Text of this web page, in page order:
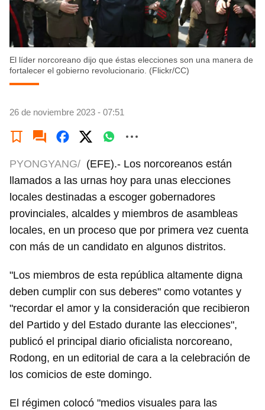
El líder norcoreano dijo que éstas elecciones son una manera de
fortalecer el gobierno revolucionario. (Flickr/CC)
26 de noviembre 2023 - 07:51
PYONGYANG/ (EFE).- Los norcoreanos están
llamados a las urnas hoy para unas elecciones
locales destinadas a escoger gobernadores
provinciales, alcaldes y miembros de asambleas
locales, en un proceso que por primera vez cuenta
con más de un candidato en algunos distritos.
"Los miembros de esta república altamente digna
deben cumplir con sus deberes" como votantes y
"recordar el amor y la consideración que recibieron
del Partido y del Estado durante las elecciones",
publicó el principal diario oficialista norcoreano,
Rodong, en un editorial de cara a la celebración de
los comicios de este domingo.
El régimen colocó "medios visuales para las